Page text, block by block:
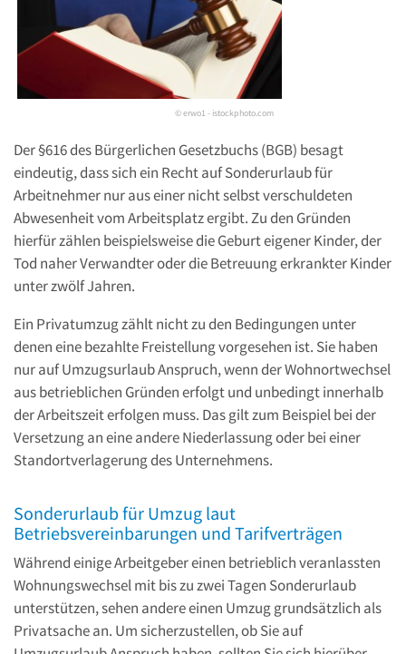
© erwo1 - istockphoto.com
Der §616 des Bürgerlichen Gesetzbuchs (BGB) besagt
eindeutig, dass sich ein Recht auf Sonderurlaub für
Arbeitnehmer nur aus einer nicht selbst verschuldeten
Abwesenheit vom Arbeitsplatz ergibt. Zu den Gründen
hierfür zählen beispielsweise die Geburt eigener Kinder, der
Tod naher Verwandter oder die Betreuung erkrankter Kinder
unter zwölf Jahren.
Ein Privatumzug zählt nicht zu den Bedingungen unter
denen eine bezahlte Freistellung vorgesehen ist. Sie haben
nur auf Umzugsurlaub Anspruch, wenn der Wohnortwechsel
aus betrieblichen Gründen erfolgt und unbedingt innerhalb
der Arbeitszeit erfolgen muss. Das gilt zum Beispiel bei der
Versetzung an eine andere Niederlassung oder bei einer
Standortverlagerung des Unternehmens.
Sonderurlaub für Umzug laut
Betriebsvereinbarungen und Tarifverträgen
Während einige Arbeitgeber einen betrieblich veranlassten
Wohnungswechsel mit bis zu zwei Tagen Sonderurlaub
unterstützen, sehen andere einen Umzug grundsätzlich als
Privatsache an. Um sicherzustellen, ob Sie auf